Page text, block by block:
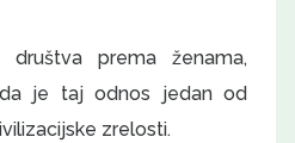
prema ženama,
je taj odnos jedan od
zrelosti.